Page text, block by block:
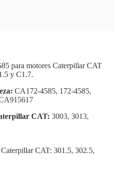
para motores Caterpillar CAT
y C1.7.
CA172-4585, 172-4585,
CAT: 3003, 3013,
CAT: 301.5, 302.5,